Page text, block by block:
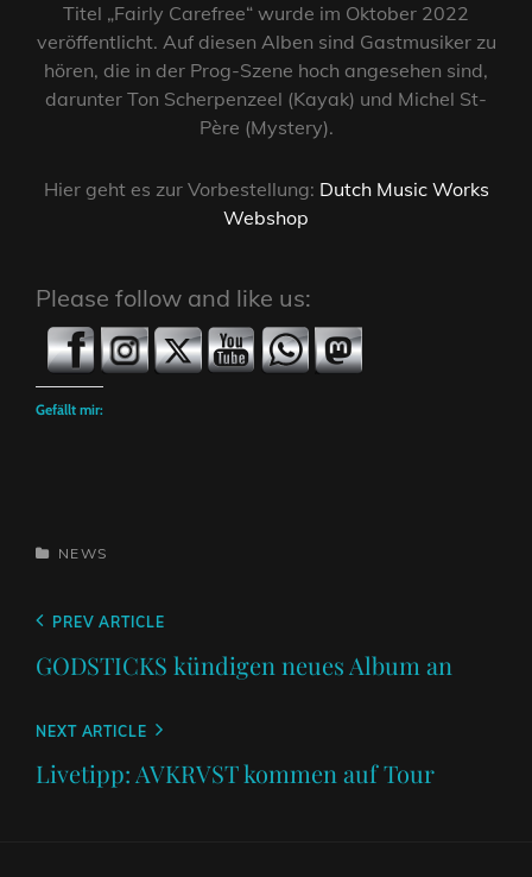
Titel „Fairly Carefree“ wurde im Oktober 2022
veröffentlicht. Auf diesen Alben sind Gastmusiker zu
hören, die in der Prog-Szene hoch angesehen sind,
darunter Ton Scherpenzeel (Kayak) und Michel St-
Père (Mystery).
Hier geht es zur Vorbestellung: Dutch Music Works
Webshop
Please follow and like us:
Gefällt mir:
CATEGORIES
NEWS
Beitragsnavigation
Previous
Post
PREV ARTICLE
GODSTICKS kündigen neues Album an
Next
Post
NEXT ARTICLE
Livetipp: AVKRVST kommen auf Tour